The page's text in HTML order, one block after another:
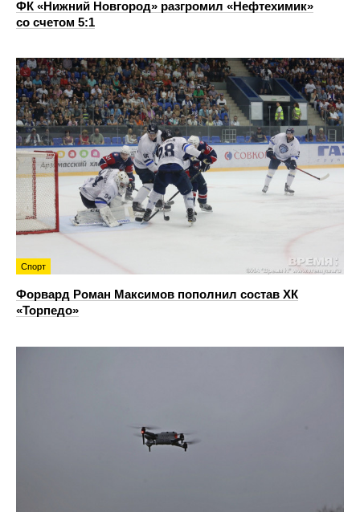
ФК «Нижний Новгород» разгромил «Нефтехимик»
со счетом 5:1
Спорт
Форвард Роман Максимов пополнил состав ХК
«Торпедо»